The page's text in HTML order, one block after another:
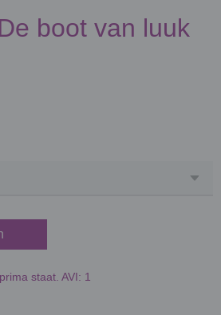
boot van luuk
staat. AVI: 1